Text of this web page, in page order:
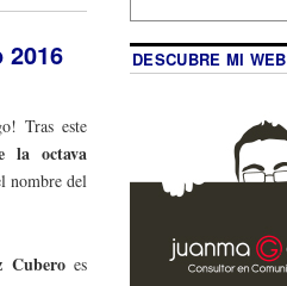
Tras este
la octava
nombre del
Cuberoes
DESCUBRE MI WEB